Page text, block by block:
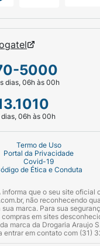
5000
dias, 06h às 00h
dias, 06h às 00h
Termo de Uso
Portal da Privacidade
Covid-19
de Ética e Conduta
informa que o seu site oficial
não reconhecendo
marca. Para sua
em sites
marca da Drogaria Araujo
entrar em contato com (31)